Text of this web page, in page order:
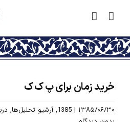
محتوا
خرید زمان برای پ ک ک
۱۳۸۵/۰۶/۳۰ |
1385
, آرشیو تحلیل‌ها,